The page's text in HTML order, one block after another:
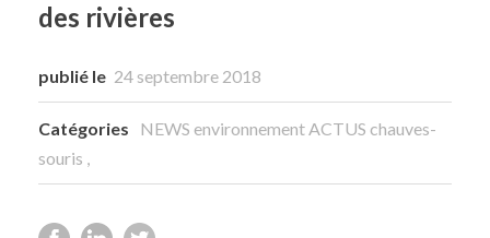
des rivières
publié le 24 septembre 2018
Catégories NEWS environnementACTUS chauves-
souris ,